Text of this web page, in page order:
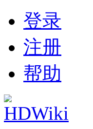
登录
注册
帮助